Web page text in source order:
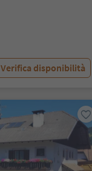
Verifica disponibilità